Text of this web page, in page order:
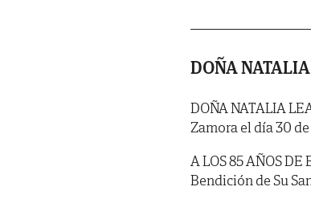
DOÑA
DOÑA NATALIA
Zamora el día 30
A LOS 85 AÑOS
Bendición de Su